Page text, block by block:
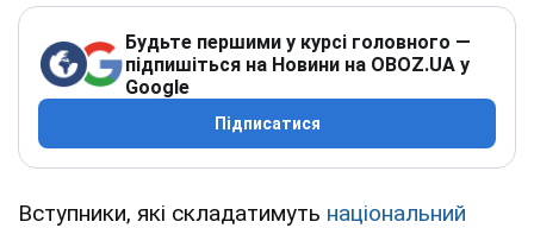
Будьте першими у курсі головного —
підпишіться на Новини на OBOZ.UA у
Google
Підписатися
Вступники, які складатимуть національний